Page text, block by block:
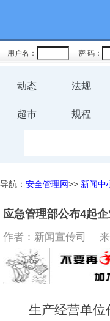
用户名： 密 码：
动态 法规
超市 规程
导航： 安全管理网>> 新闻中
应急管理部公布4起
作者：新闻宣传司
生产经营单位